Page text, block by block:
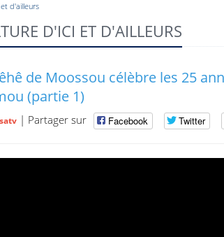
d'ailleurs
D'ICI ET D'AILLEURS
de Moossou célèbre les 25
(partie 1)
| Partager sur Facebook Twitter